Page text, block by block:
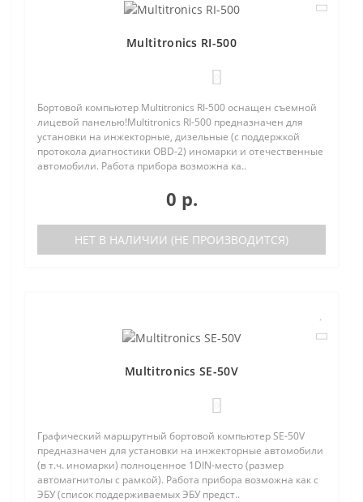
Multitronics RI-500
Бортовой компьютер Multitronics RI-500 оснащен съемной
лицевой панелью!Multitronics RI-500 предназначен для
установки на инжекторные, дизельные (с поддержкой
протокола диагностики OBD-2) иномарки и отечественные
автомобили. Работа прибора возможна ка..
0 р.
НЕТ В НАЛИЧИИ (НЕ ПРОИЗВОДИТСЯ)
Multitronics SE-50V
Графический маршрутный бортовой компьютер SE-50V
предназначен для установки на инжекторные автомобили
(в т.ч. иномарки) полноценное 1DIN-место (размер
автомагнитолы с рамкой). Работа прибора возможна как с
ЭБУ (список поддерживаемых ЭБУ предст..